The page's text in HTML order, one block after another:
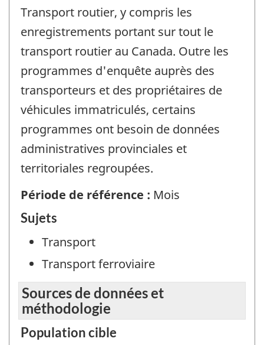
Transport routier, y compris les
enregistrements portant sur tout le
transport routier au Canada. Outre les
programmes d'enquête auprès des
transporteurs et des propriétaires de
véhicules immatriculés, certains
programmes ont besoin de données
administratives provinciales et
territoriales regroupées.
Période de référence : Mois
Sujets
Transport
Transport ferroviaire
Sources de données et
méthodologie
Population cible